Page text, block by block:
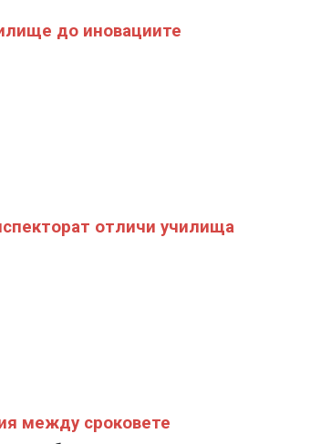
до иновациите
отличи училища
между сроковете